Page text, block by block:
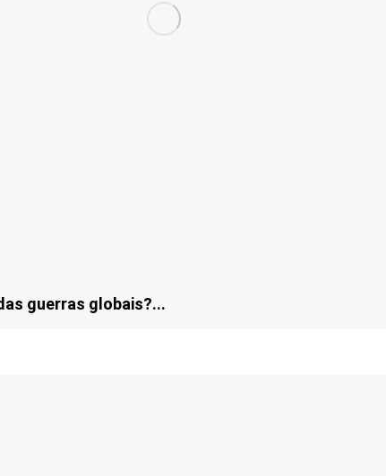
guerras globais?...